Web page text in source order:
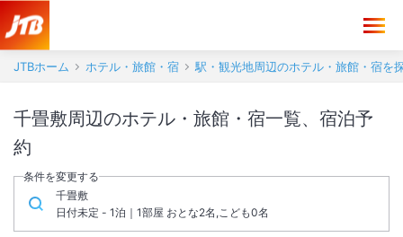
JTBホーム ホテル・旅館・宿 駅・観光地周辺のホテル・旅館・宿を
千畳敷周辺のホテル・旅館・宿一覧、宿泊予
約
条件を変更する
千畳敷
日付未定 - 1泊｜1部屋 おとな2名,こども0名